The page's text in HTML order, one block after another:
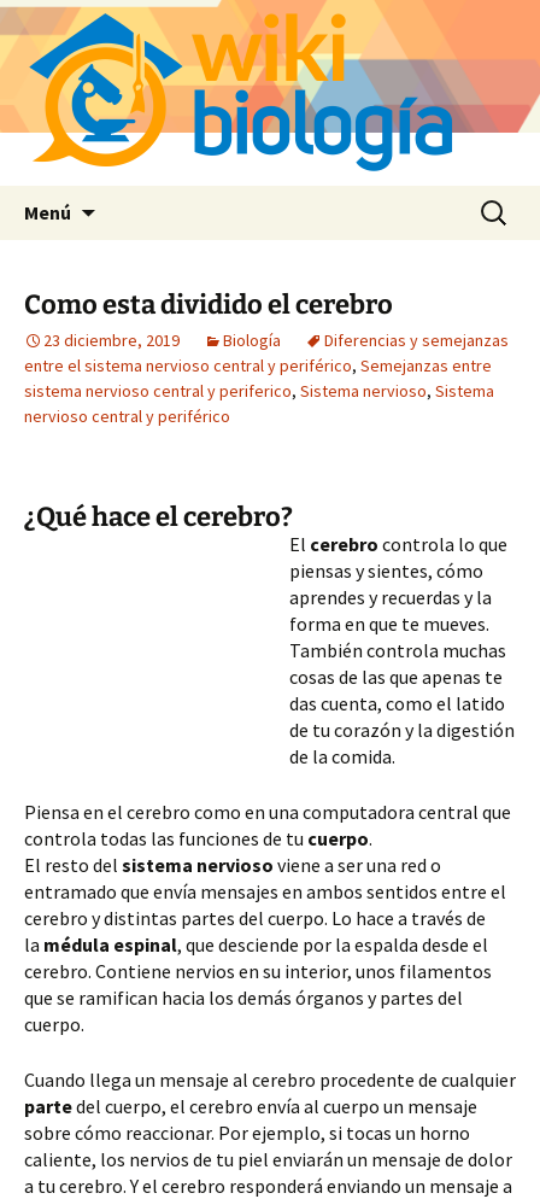
Menú Buscar:
Como esta dividido el cerebro
23 diciembre, 2019 Biología
Diferencias y semejanzas
entre el sistema nervioso central y periférico, Semejanzas entre
sistema nervioso central y periferico, Sistema nervioso, Sistema
nervioso central y periférico
¿Qué hace el cerebro?
El cerebro controla lo que
piensas y sientes, cómo
aprendes y recuerdas y la
forma en que te mueves.
También controla muchas
cosas de las que apenas te
das cuenta, como el latido
de tu corazón y la digestión
de la comida.
Piensa en el cerebro como en una computadora central que
controla todas las funciones de tu cuerpo.
El resto del sistema nervioso viene a ser una red o
entramado que envía mensajes en ambos sentidos entre el
cerebro y distintas partes del cuerpo. Lo hace a través de
la médula espinal, que desciende por la espalda desde el
cerebro. Contiene nervios en su interior, unos filamentos
que se ramifican hacia los demás órganos y partes del
cuerpo.
Cuando llega un mensaje al cerebro procedente de cualquier
partedel cuerpo, el cerebro envía al cuerpo un mensaje
sobre cómo reaccionar. Por ejemplo, si tocas un horno
caliente, los nervios de tu piel enviarán un mensaje de dolor
a tu cerebro. Y el cerebro responderá enviando un mensaje a